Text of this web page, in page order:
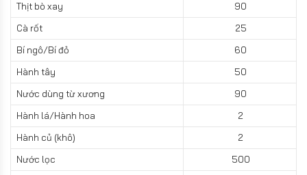
Thịt bò xay
90
Cà rốt
25
Bí ngô/Bí đỏ
60
Hành tây
50
Nước dùng từ xương
90
Hành lá/Hành hoa
2
Hành củ (khô)
2
Nước lọc
500